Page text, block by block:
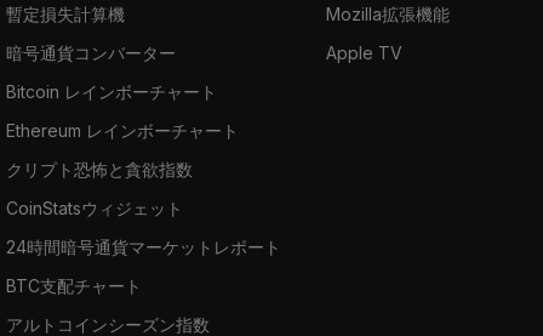
暫定損失計算機
暗号通貨コンバーター
Bitcoin レインボーチャート
Ethereum レインボーチャート
クリプト恐怖と貪欲指数
CoinStatsウィジェット
24時間暗号通貨マーケットレポート
BTC支配チャート
アルトコインシーズン指数
Mozilla拡張機能
Apple TV